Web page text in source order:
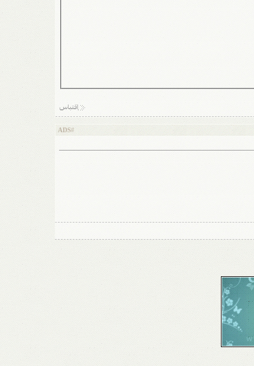
#
ADS